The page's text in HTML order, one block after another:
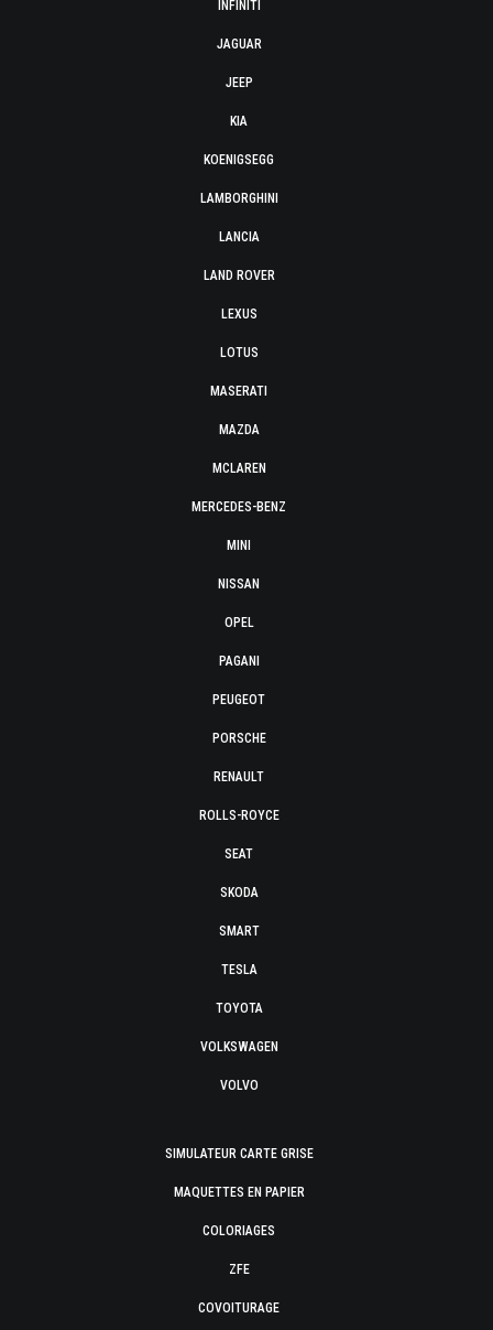
INFINITI
JAGUAR
JEEP
KIA
KOENIGSEGG
LAMBORGHINI
LANCIA
LAND ROVER
LEXUS
LOTUS
MASERATI
MAZDA
MCLAREN
MERCEDES-BENZ
MINI
NISSAN
OPEL
PAGANI
PEUGEOT
PORSCHE
RENAULT
ROLLS-ROYCE
SEAT
SKODA
SMART
TESLA
TOYOTA
VOLKSWAGEN
VOLVO
SIMULATEUR CARTE GRISE
MAQUETTES EN PAPIER
COLORIAGES
ZFE
COVOITURAGE